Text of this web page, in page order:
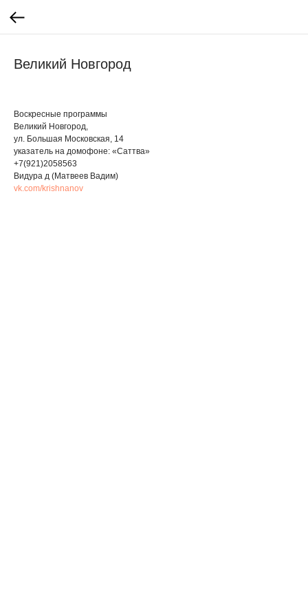
Великий Новгород
Воскресные программы
Великий Новгород,
ул. Большая Московская, 14
указатель на домофоне: «Саттва»
+7(921)2058563
Видура д (Матвеев Вадим)
vk.com/krishnanov